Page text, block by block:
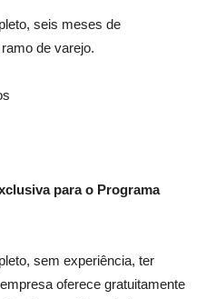
seis meses de
de varejo.
para o Programa
sem experiência, ter
oferece gratuitamente